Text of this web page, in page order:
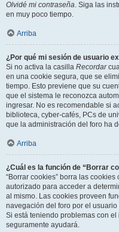
Olvidé mi contraseña. Siga las
en muy poco tiempo.
Arriba
¿Por qué mi sesión de usuario
Si no activa la casilla Recordar
en una cookie segura, que se
tiempo. Esto previene que su
que el sistema le reconozca
ingresar. No es recomendable si
biblioteca, cyber-cafés, PCs de
que la administración del foro ha
Arriba
¿Cuál es la función de “Borrar
“Borrar cookies” borra las
autorizado para acceder a
al mismo. Las cookies proveen
navegación del foro por el
Si está teniendo problemas con
seguramente ayudará.